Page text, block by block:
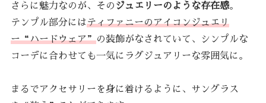
さらに魅力なのが、その ジュエリーのような存在感。
テンプル部分にはティファニーのアイコンジュエリ
ー“ハードウェア”の装飾がなされていて、シンプルな
コーデに合わせても一気にラグジュアリーな雰囲気に。
まるでアクセサリーを身に着けるように、サングラス